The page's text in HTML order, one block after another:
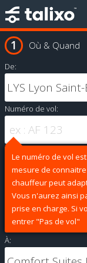
Où & Quand
De:
Numéro de vol:
Le numéro de vol
mesure de
chauffeur peut
Vous n'aurez ainsi
prise en charge. Si
entrer "Pas de vol"
À: